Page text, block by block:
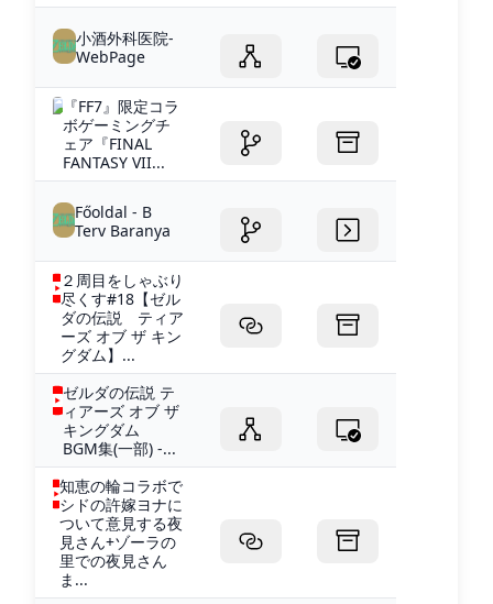
小酒外科医院-
WebPage
『FF7』限定コラ
ボゲーミングチ
ェア『FINAL
FANTASY VII...
Főoldal - B
Terv Baranya
２周目をしゃぶり
尽くす#18【ゼル
ダの伝説 ティア
ーズ オブ ザ キン
グダム】...
ゼルダの伝説 テ
ィアーズ オブ ザ
キングダム
BGM集(一部) -...
知恵の輪コラボで
シドの許嫁ヨナに
ついて意見する夜
見さん+ゾーラの
里での夜見さん
ま...